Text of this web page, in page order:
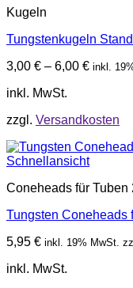
Kugeln
Tungstenkugeln
3,00 € – 6,00 € inkl.
inkl. MwSt.
zzgl. Versandkosten
Schnellansicht
Coneheads für Tuben
Tungsten Coneheads
5,95 € inkl. 19% MwSt.
inkl. MwSt.